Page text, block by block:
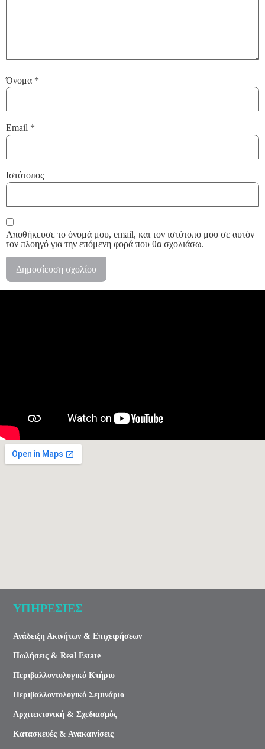
Όνομα *
Email *
Ιστότοπος
Αποθήκευσε το όνομά μου, email, και τον ιστότοπο μου σε αυτόν
τον πλοηγό για την επόμενη φορά που θα σχολιάσω.
ΥΠΗΡΕΣΙΕΣ
Ανάδειξη Ακινήτων & Επιχειρήσεων
Πωλήσεις & Real Estate
Περιβαλλοντολογικό Κτήριο
Περιβαλλοντολογικό Σεμινάριο
Αρχιτεκτονική & Σχεδιασμός
Κατασκευές & Ανακαινίσεις